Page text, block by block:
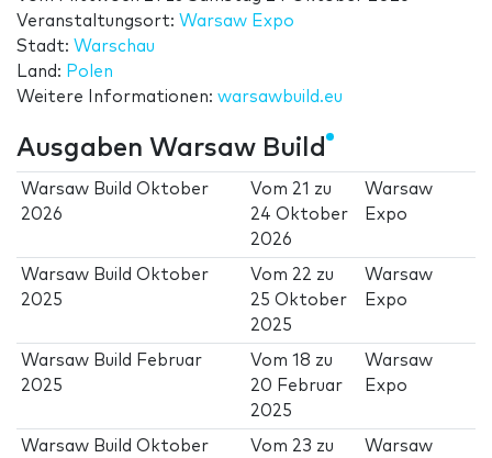
Veranstaltungsort: Warsaw Expo
Stadt: Warschau
Land: Polen
Weitere Informationen: warsawbuild.eu
Ausgaben Warsaw Build
Warsaw Build Oktober
2026
Vom 21 zu
24 Oktober
2026
Warsaw
Expo
Warsaw Build Oktober
2025
Vom 22 zu
25 Oktober
2025
Warsaw
Expo
Warsaw Build Februar
2025
Vom18 zu
20 Februar
2025
Warsaw
Expo
Warsaw Build Oktober
Vom 23 zu
Warsaw